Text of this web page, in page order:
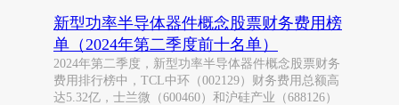
新型功率半导体器件概念股票财务费用榜
单（2024年第二季度前十名单）
2024年第二季度，新型功率半导体器件概念股票财务
费用排行榜中，TCL中环（002129）财务费用总额高
达5.32亿，士兰微（600460）和沪硅产业（688126）